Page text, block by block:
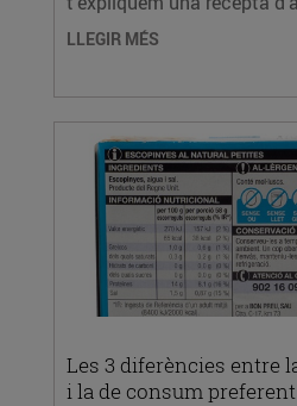
LLEGIR MÉS
Les 3 diferències entre
i la de consum preferent